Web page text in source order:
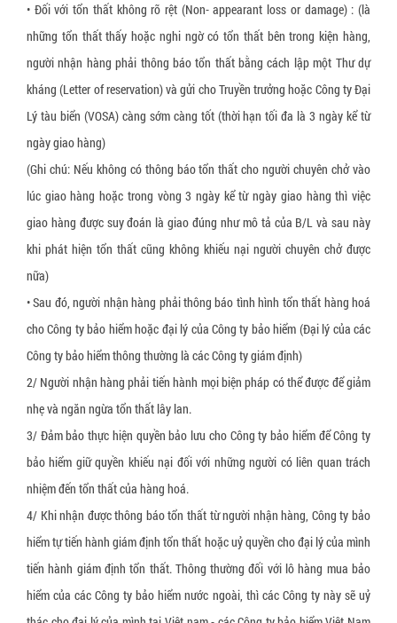
Túi khí chèn lót thùng carton
Túi đệm khí chống va đập hàng hóa
Giấy chèn lót hàng
Thanh nẹp góc giấy
Slip sheet giấy
Slip sheet nhựa trắng
Slip sheet nhựa HDPE
Nhãn cảnh báo hàng hóa bị va đập
Pallet gỗ
Pallet nhựa
Đệm giảm chấn pallet
Khóa đai nhựa
Khóa đai sắt
Giấy tổ ong bọc hàng
Dây đai xơ sợi thực vật
Dây đai giấy
Giấy chống ẩm
Giấy chống mốc đóng gói hàng da giày
Gói hút oxy O2
Gói hút khí ethylene
Gói hút CO2
Gói hút ẩm đất sét hoạt tính (activated clay)
Dung dịch chống mốc cho da giày
Băng dính chống tĩnh điện ESD
Xốp định hình PE foam
• Đối với tổn thất không rõ rệt (Non- appearant loss or damage) : (là
những tổn thất thấy hoặc nghi ngờ có tổn thất bên trong kiện hàng,
người nhận hàng phải thông báo tổn thất bằng cách lập một Thư dự
kháng (Letter of reservation) và gửi cho Truyền trưởng hoặc Công ty Đại
Lý tàu biển (VOSA) càng sớm càng tốt (thời hạn tối đa là 3 ngày kể từ
ngày giao hàng)
(Ghi chú: Nếu không có thông báo tổn thất cho người chuyên chở vào
lúc giao hàng hoặc trong vòng 3 ngày kể từ ngày giao hàng thì việc
giao hàng được suy đoán là giao đúng như mô tả của B/L và sau này
khi phát hiện tổn thất cũng không khiếu nại người chuyên chở được
nữa)
• Sau đó, người nhận hàng phải thông báo tình hình tổn thất hàng hoá
cho Công ty bảo hiểm hoặc đại lý của Công ty bảo hiểm (Đại lý của các
Công ty bảo hiểm thông thường là các Công ty giám định)
2/ Người nhận hàng phải tiến hành mọi biện pháp có thể được để giảm
nhẹ và ngăn ngừa tổn thất lây lan.
3/ Đảm bảo thực hiện quyền bảo lưu cho Công ty bảo hiểm để Công ty
bảo hiểm giữ quyền khiếu nại đối với những người có liên quan trách
nhiệm đến tổn thất của hàng hoá.
4/ Khi nhận được thông báo tổn thất từ người nhận hàng, Công ty bảo
hiểm tự tiến hành giám định tổn thất hoặc uỷ quyền cho đại lý của mình
tiến hành giám định tổn thất. Thông thường đối với lô hàng mua bảo
hiểm của các Công ty bảo hiểm nước ngoài, thì các Công ty này sẽ uỷ